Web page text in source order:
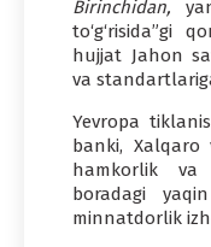
Birinchidan,
to‘g‘risida”gi
hujjat Jahon
va
Yevropa
banki, Xalqaro
hamkorlik va
boradagi
minnatdorlik